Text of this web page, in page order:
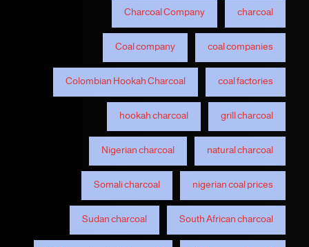
charcoal
Charcoal Company
coal companies
Coal company
coal factories
Colombian Hookah Charcoal
grill charcoal
hookah charcoal
natural charcoal
Nigerian charcoal
nigerian coal prices
Somali charcoal
South African charcoal
Sudan charcoal